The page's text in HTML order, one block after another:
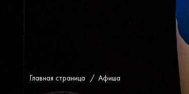
Главная страница / Афиша